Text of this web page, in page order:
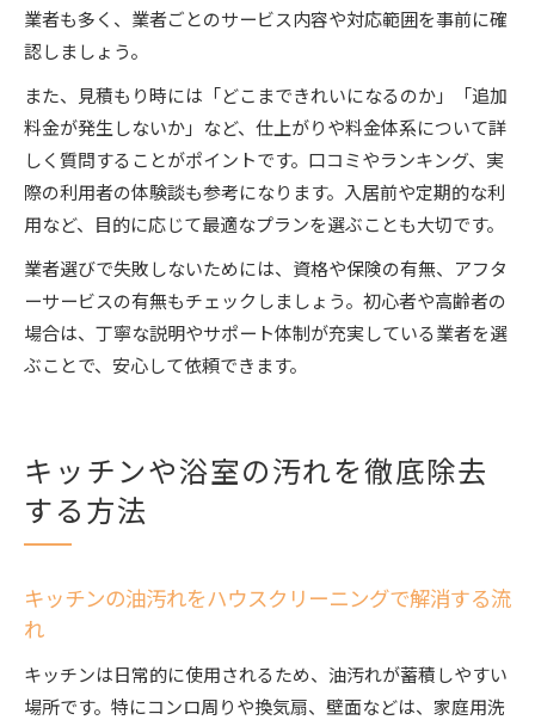
業者も多く、業者ごとのサービス内容や対応範囲を事前に確
認しましょう。
また、見積もり時には「どこまできれいになるのか」「追加
料金が発生しないか」など、仕上がりや料金体系について詳
しく質問することがポイントです。口コミやランキング、実
際の利用者の体験談も参考になります。入居前や定期的な利
用など、目的に応じて最適なプランを選ぶことも大切です。
業者選びで失敗しないためには、資格や保険の有無、アフタ
ーサービスの有無もチェックしましょう。初心者や高齢者の
場合は、丁寧な説明やサポート体制が充実している業者を選
ぶことで、安心して依頼できます。
キッチンや浴室の汚れを徹底除去
する方法
キッチンの油汚れをハウスクリーニングで解消する流
れ
キッチンは日常的に使用されるため、油汚れが蓄積しやすい
場所です。特にコンロ周りや換気扇、壁面などは、家庭用洗